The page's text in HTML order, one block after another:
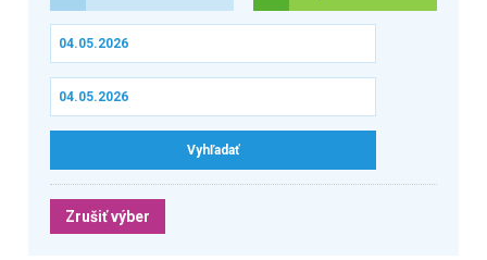
Zrušiť výber